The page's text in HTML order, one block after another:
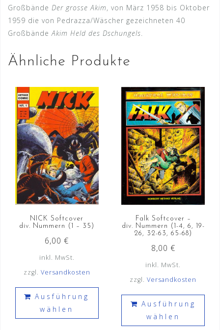
Großbände Der grosse Akim, von März 1958 bis Oktober
1959 die von Pedrazza/Wäscher gezeichneten 40
GroßbändeAkim Held des Dschungels.
Ähnliche Produkte
NICK Softcover
div. Nummern (1 – 35)
6,00€
inkl. MwSt.
zzgl. Versandkosten
Ausführung
wählen
Dieses
mehrere
Falk Softcover –
div. Nummern (1-4, 6, 19-
26, 32-63, 65-68)
8,00 €
inkl. MwSt.
zzgl.Versandkosten
Ausführung
wählen